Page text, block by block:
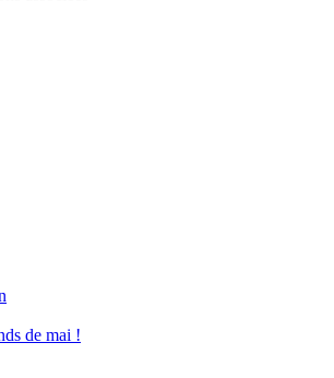
de mai !